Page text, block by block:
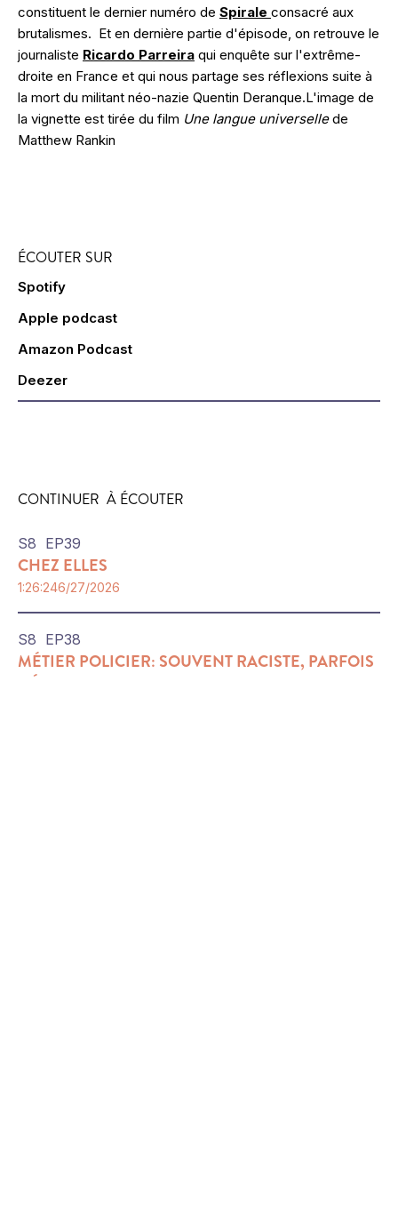
constituent le dernier numéro de Spirale consacré aux
brutalismes. Et en dernière partie d'épisode, on retrouve le
journaliste Ricardo Parreira qui enquête sur l'extrême-
droite en France et qui nous partage ses réflexions suite à
la mort du militant néo-nazie Quentin Deranque.L'image de
la vignette est tirée du film Une langue universellede
Matthew Rankin
ÉCOUTER SUR
Spotify
Apple podcast
Amazon Podcast
Deezer
CONTINUER À ÉCOUTER
S8 EP39
CHEZ ELLES
1:26:246/27/2026
S8 EP38
MÉTIER POLICIER: SOUVENT RACISTE, PARFOIS
HÉROS